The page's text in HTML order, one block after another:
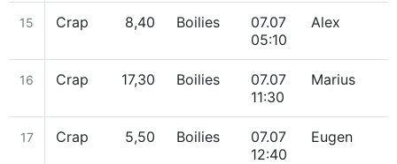
15 Crap 8,40 Boilies
07.07
05:10
Alex
16 Crap 17,30 Boilies
07.07
11:30
Marius
17 Crap 5,50 Boilies
07.07
12:40
Eugen